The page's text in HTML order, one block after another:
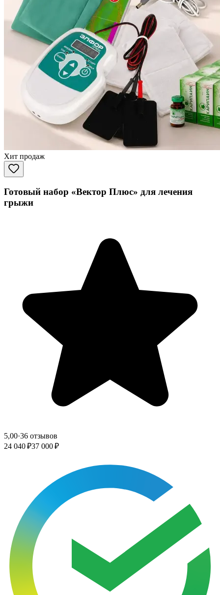
Хит продаж
Готовый набор «Вектор Плюс» для лечения
грыжи
5,00·36 отзывов
24 040 ₽37 000 ₽